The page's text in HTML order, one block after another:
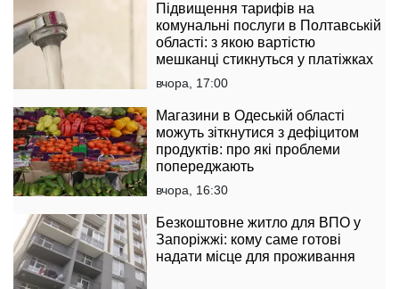
Підвищення тарифів на
комунальні послуги в Полтавській
області: з якою вартістю
мешканці стикнуться у платіжках
вчора, 17:00
Магазини в Одеській області
можуть зіткнутися з дефіцитом
продуктів: про які проблеми
попереджають
вчора, 16:30
Безкоштовне житло для ВПО у
Запоріжжі: кому саме готові
надати місце для проживання